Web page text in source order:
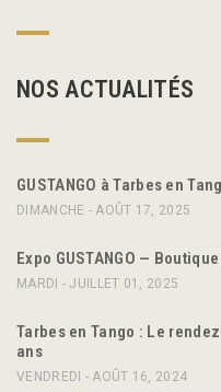
NOS ACTUALITÉS
GUSTANGO à Tarbes en
DIMANCHE - AOÛT 17, 2025
Expo GUSTANGO —
MARDI - JUILLET 01, 2025
Tarbes en Tango : Le
ans
VENDREDI - AOÛT 16, 2024